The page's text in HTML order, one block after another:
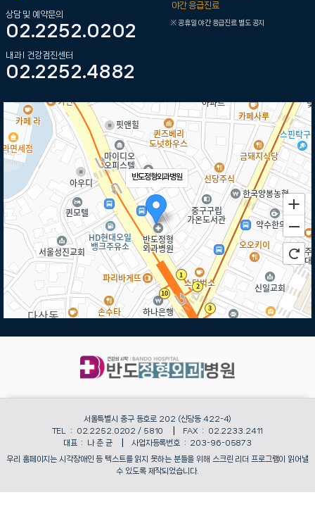
야간 응급진료
공휴일 야간 응급진료 별도 공지
상담 및 예약문의
02.2252.0202
내과 l 건강검진센터
02.2252.4882
반도정형외과병원
로드뷰
서울특별시 중구 동호로 202 (신당동 422-4)
TEL :
02.2252.0202 / 5810 FAX : 02.2233.2411
대표 : 나 춘 균
사업자등록번호 : 203-96-05873
우리 홈페이지는 시각장애인 등 텍스트를 읽지 못하는 분들을 위해 스크린 리더 프로그램이 읽어낼
수 있도록 제작되었습니다.